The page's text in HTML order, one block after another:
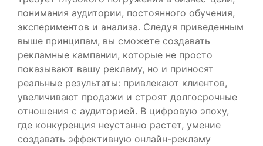
понимания аудитории, постоянного обучения,
экспериментов и анализа. Следуя приведенным
выше принципам, вы сможете создавать
рекламные кампании, которые не просто
показывают вашу рекламу, но и приносят
реальные результаты: привлекают клиентов,
увеличивают продажи и строят долгосрочные
отношения с аудиторией. В цифровую эпоху,
где конкуренция неустанно растет, умение
создавать эффективную онлайн-рекламу